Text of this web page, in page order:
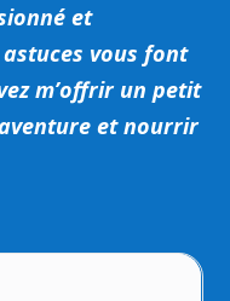
et
astuces vous font
m’offrir un petit
et nourrir